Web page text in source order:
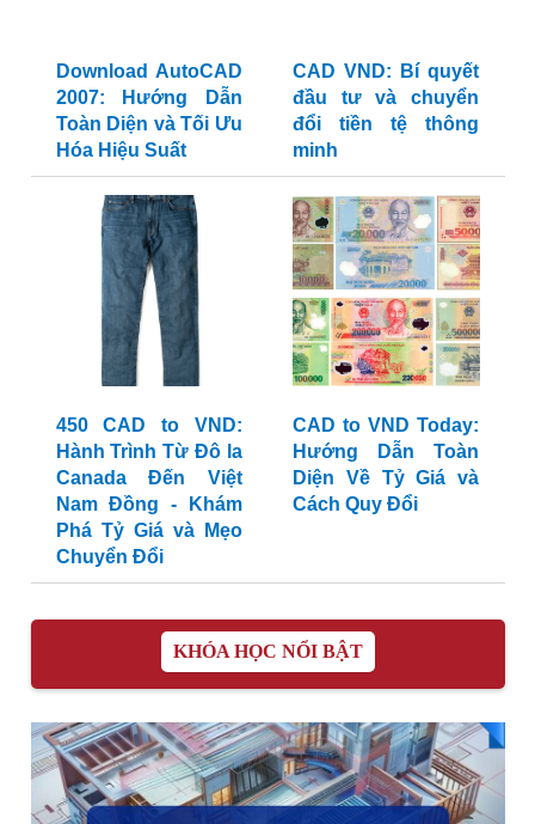
Download AutoCAD
2007: Hướng Dẫn
Toàn Diện và Tối Ưu
Hóa Hiệu Suất
CAD VND: Bí quyết
đầu tư và chuyển
đổi tiền tệ thông
minh
450 CAD to VND:
Hành Trình Từ Đô la
Canada Đến Việt
Nam Đồng - Khám
Phá Tỷ Giá và Mẹo
Chuyển Đổi
CAD to VND Today:
Hướng Dẫn Toàn
Diện Về Tỷ Giá và
Cách Quy Đổi
KHÓA HỌC NỔI BẬT